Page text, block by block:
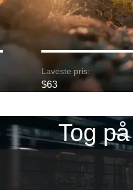
Laveste pris:
$63
Tog